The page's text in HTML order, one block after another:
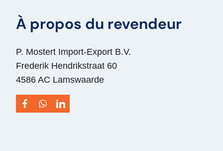
Ajout:Evans Trailers Wide Spread Oplegger –
2 Assen – 8 Wielen – Trommelremmen –
Bladvering
Type:Wide spread - 8 Tires - Drumbrakes -
Steelspring
VIN:
1J9G145B0B0003162
À propos du revendeur
P. Mostert Import-Export B.V.
Frederik Hendrikstraat 60
4586 AC Lamswaarde